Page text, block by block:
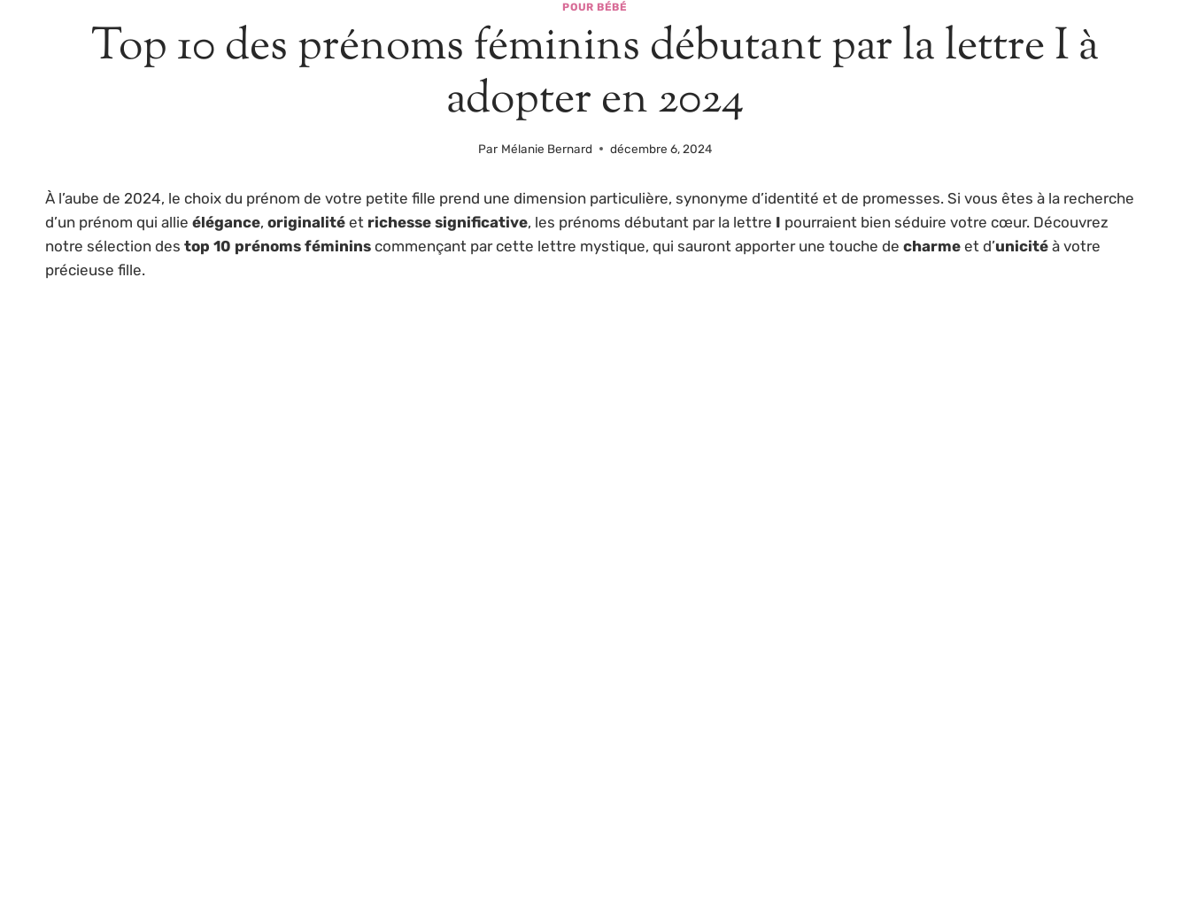
POUR BÉBÉ
Top 10 des prénoms féminins débutant par la lettre I à
adopter en 2024
Par Mélanie Bernard décembre 6, 2024
À l’aube de 2024, le choix du prénom de votre petite fille prend une dimension particulière, synonyme d’identité et de promesses. Si vous êtes à la recherche
d’un prénom qui allie élégance, originalité et richesse significative, les prénoms débutant par la lettre I pourraient bien séduire votre cœur. Découvrez
notre sélection des top 10 prénoms féminins commençant par cette lettre mystique, qui sauront apporter une touche de charme et d’unicité à votre
précieuse fille.